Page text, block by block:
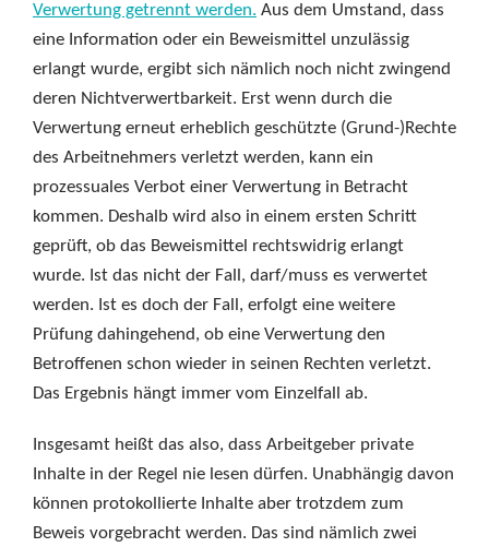
Verwertung getrennt werden. Aus dem Umstand, dass
eine Information oder ein Beweismittel unzulässig
erlangt wurde, ergibt sich nämlich noch nicht zwingend
deren Nichtverwertbarkeit. Erst wenn durch die
Verwertung erneut erheblich geschützte (Grund-)Rechte
des Arbeitnehmers verletzt werden, kann ein
prozessuales Verbot einer Verwertung in Betracht
kommen. Deshalb wird also in einem ersten Schritt
geprüft, ob das Beweismittel rechtswidrig erlangt
wurde. Ist das nicht der Fall, darf/muss es verwertet
werden. Ist es doch der Fall, erfolgt eine weitere
Prüfung dahingehend, ob eine Verwertung den
Betroffenen schon wieder in seinen Rechten verletzt.
Das Ergebnis hängt immer vom Einzelfall ab.
Insgesamt heißt das also, dass Arbeitgeber private
Inhalte in der Regel nie lesen dürfen. Unabhängig davon
können protokollierte Inhalte aber trotzdem zum
Beweis vorgebracht werden. Das sind nämlich zwei